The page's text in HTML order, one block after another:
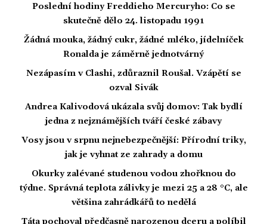
Poslední hodiny Freddieho Mercuryho: Co se
skutečně dělo 24. listopadu 1991
Žádná mouka, žádný cukr, žádné mléko, jídelníček
Ronalda je záměrně jednotvárný
Nezápasím v Clashi, zdůraznil Roušal. Vzápětí se
ozval Sivák
Andrea Kalivodová ukázala svůj domov: Tak bydlí
jedna z nejznámějších tváří české zábavy
Vosy jsou v srpnu nejnebezpečnější: Přírodní triky,
jak je vyhnat ze zahrady a domu
Okurky zalévané studenou vodou zhořknou do
týdne. Správná teplota zálivky je mezi 25 a 28 °C, ale
většina zahrádkářů to nedělá
Táta pochoval předčasně narozenou dceru a políbil